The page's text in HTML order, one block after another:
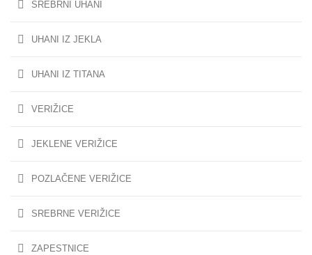
SREBRNI UHANI
UHANI IZ JEKLA
UHANI IZ TITANA
VERIŽICE
JEKLENE VERIŽICE
POZLAČENE VERIŽICE
SREBRNE VERIŽICE
ZAPESTNICE